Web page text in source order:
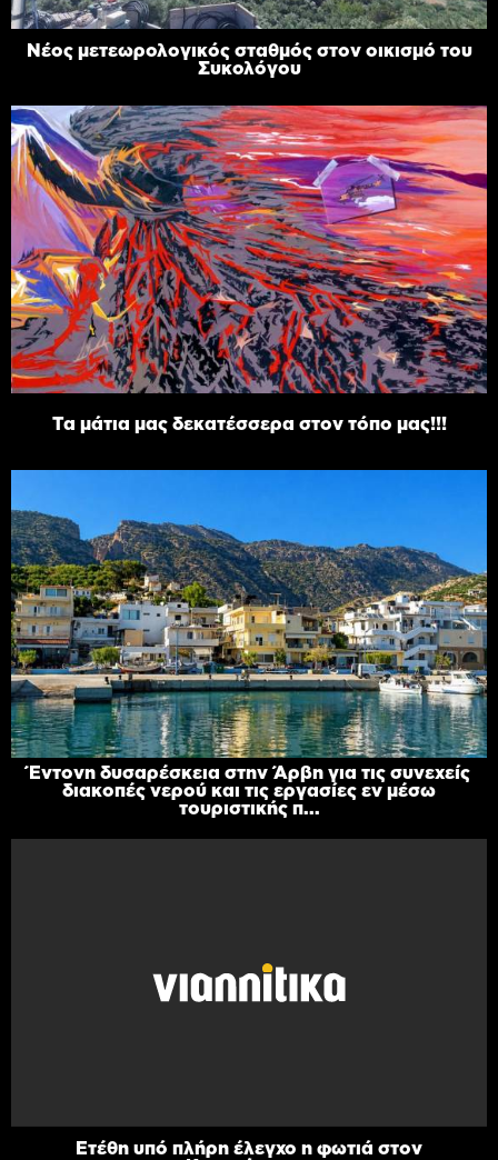
Νέος μετεωρολογικός σταθμός στον οικισμό του
Συκολόγου
Τα μάτια μας δεκατέσσερα στον τόπο μας!!!
Έντονη δυσαρέσκεια στην Άρβη για τις συνεχείς
διακοπές νερού και τις εργασίες εν μέσω
τουριστικής π...
Ετέθη υπό πλήρη έλεγχο η φωτιά στον